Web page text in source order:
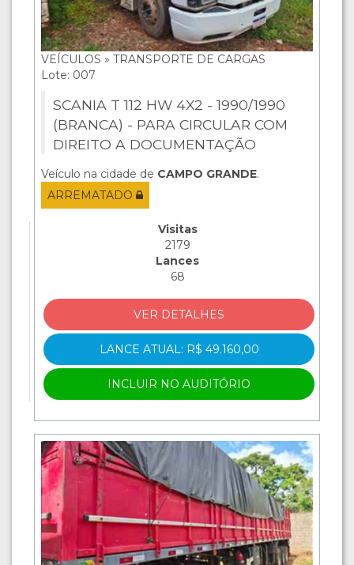
VEÍCULOS » TRANSPORTE DE CARGAS
Lote: 007
SCANIA T 112 HW 4X2 - 1990/1990
(BRANCA) - PARA CIRCULAR COM
DIREITO A DOCUMENTAÇÃO
Veículo na cidade de CAMPO GRANDE.
ARREMATADO
Visitas
2179
Lances
68
VER DETALHES
LANCE ATUAL: R$ 49.160,00
INCLUIR NO AUDITÓRIO